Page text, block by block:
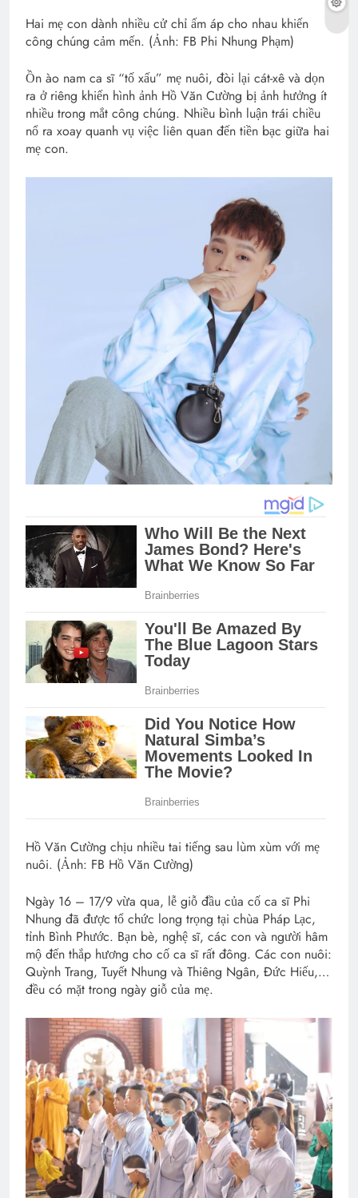
Hai mẹ con dành nhiều cử chỉ ấm áp cho nhau khiến
công chúng cảm mến. (Ảnh: FB Phi Nhung Phạm)
Ồn ào nam ca sĩ “tố xấu” mẹ nuôi, đòi lại cát-xê và dọn
ra ở riêng khiến hình ảnh Hồ Văn Cường bị ảnh hưởng ít
nhiều trong mắt công chúng. Nhiều bình luận trái chiều
nổ ra xoay quanh vụ việc liên quan đến tiền bạc giữa hai
mẹ con.
Hồ Văn Cường chịu nhiều tai tiếng sau lùm xùm với mẹ
nuôi. (Ảnh: FB Hồ Văn Cường)
Ngày 16 – 17/9 vừa qua, lễ giỗ đầu của cố ca sĩ Phi
Nhung đã được tổ chức long trọng tại chùa Pháp Lạc,
tỉnh Bình Phước. Bạn bè, nghệ sĩ, các con và người hâm
mộ đến thắp hương cho cố ca sĩ rất đông. Các con nuôi:
Quỳnh Trang, Tuyết Nhung và Thiêng Ngân, Đức Hiếu,…
đều có mặt trong ngày giỗ của mẹ.